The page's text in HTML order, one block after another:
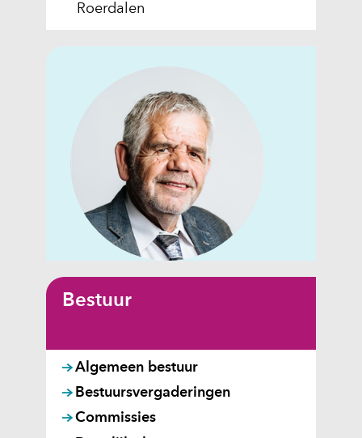
Roerdalen
Bestuur
Algemeen bestuur
Bestuursvergaderingen
Commissies